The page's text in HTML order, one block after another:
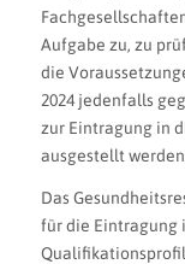
Aufgabe zu, zu
die
2024 jedenfalls
zur Eintragung in
ausgestellt
Das
für die Eintragung
Qualifikationsprofil